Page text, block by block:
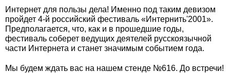
Интернет для пользы дела! Именно под таким девизом
пройдет 4-й российский фестиваль «Интернить'2001».
Предполагается, что, как и в прошедшие годы,
фестиваль соберет ведущих деятелей русскоязычной
части Интернета и станет значимым событием года.
Мы будем ждать вас на нашем стенде №616. До встречи!